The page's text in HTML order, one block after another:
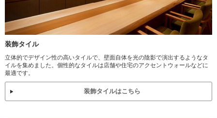
装飾タイル
立体的でデザイン性の高いタイルで、壁面自体を光の陰影で演出するようなタ
イルを集めました。個性的なタイルは店舗や住宅のアクセントウォールなどに
最適です。
装飾タイルはこちら